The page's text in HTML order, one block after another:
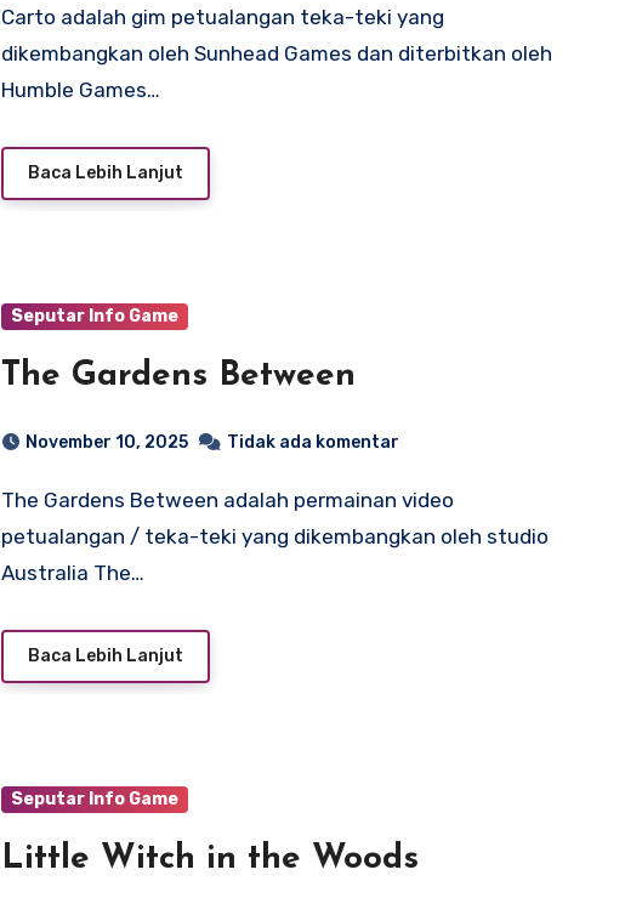
Carto adalah gim petualangan teka-teki yang
dikembangkan oleh Sunhead Games dan diterbitkan oleh
Humble Games…
Baca Lebih Lanjut
Seputar Info Game
The Gardens Between
November 10, 2025 Tidak ada komentar
The Gardens Between adalah permainan video
petualangan / teka-teki yang dikembangkan oleh studio
Australia The…
Baca Lebih Lanjut
Seputar Info Game
Little Witch in the Woods